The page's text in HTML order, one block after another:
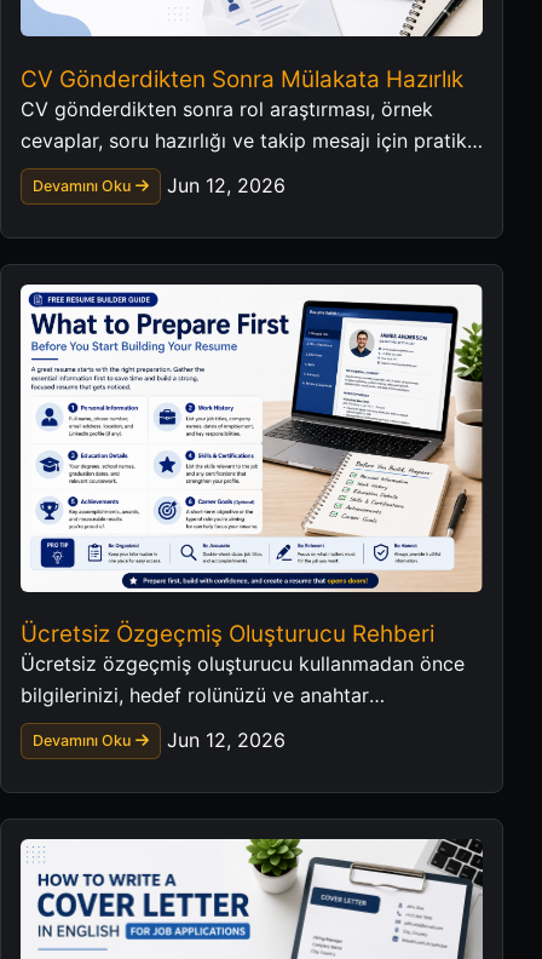
CV Gönderdikten Sonra Mülakata Hazırlık
CV gönderdikten sonra rol araştırması, örnek
cevaplar, soru hazırlığı ve takip mesajı için pratik
bir mülakat kontrol listesi.
Devamını Oku Jun 12, 2026
Ücretsiz Özgeçmiş Oluşturucu Rehberi
Ücretsiz özgeçmiş oluşturucu kullanmadan önce
bilgilerinizi, hedef rolünüzü ve anahtar
kelimelerinizi düzenleyin.
Devamını Oku Jun 12, 2026